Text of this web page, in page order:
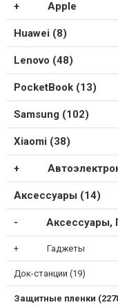
Apple
Huawei (8)
Lenovo (48)
PocketBook (13)
Samsung (102)
Xiaomi (38)
Аксессуары (14)
Аксессуары,
Гаджеты
Док-станции (19)
Защитные пленки